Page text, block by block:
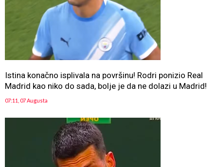
Istina konačno isplivala na površinu! Rodri ponizio Real
Madrid kao niko do sada, bolje je da ne dolazi u Madrid!
07:11, 07 Augusta